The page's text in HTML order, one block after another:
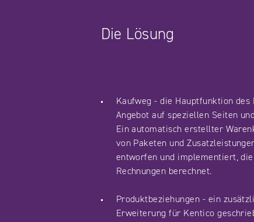
Die Lösung
Kaufweg - die Hauptfunktion
Angebot auf speziellen Seiten
Ein automatisch erstellter
von Paketen und
entworfen und implementiert,
Rechnungen berechnet.
Produktbeziehungen - ein
Erweiterung für Kentico